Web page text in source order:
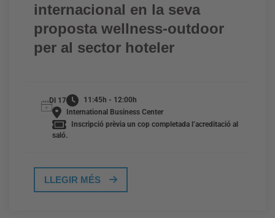
internacional en la seva
proposta wellness-outdoor
per al sector hoteler
Dl 17
11:45h - 12:00h
International Business Center
Inscripció prèvia un cop completada l’acreditació al
saló.
LLEGIR MÉS